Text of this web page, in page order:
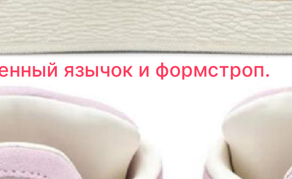
язычок и формстроп.